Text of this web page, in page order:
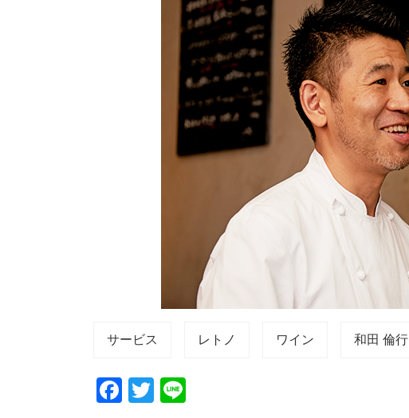
サービス レトノ ワイン 和田 倫行
F
T